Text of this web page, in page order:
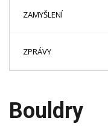
ZAMYŠLENÍ
ZPRÁVY
Bouldry